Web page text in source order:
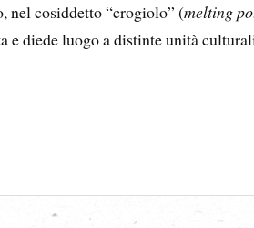
nel cosiddetto “crogiolo” (melting
e diede luogo a distinte unità